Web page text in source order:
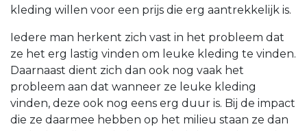
kleding willen voor een prijs die erg aantrekkelijk is.
Iedere man herkent zich vast in het probleem dat
ze het erg lastig vinden om leuke kleding te vinden.
Daarnaast dient zich dan ook nog vaak het
probleem aan dat wanneer ze leuke kleding
vinden, deze ook nog eens erg duur is. Bij de impact
die ze daarmee hebben op het milieu staan ze dan